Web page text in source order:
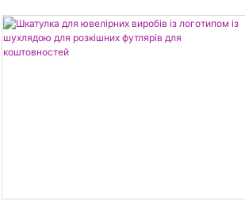
цукерок. Декоративне оформлення
робить їх святковим і неповторним